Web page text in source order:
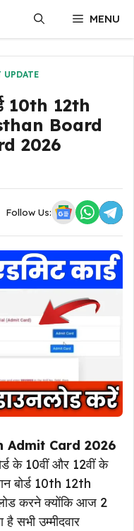
MENU
UPDATE
10th 12th
Board
2026
Follow Us:
Admit Card 2026
के 10वीं और 12वीं के
बोर्ड 10th 12th
करने क्योंकि आज 2
सभी उम्मीदवार